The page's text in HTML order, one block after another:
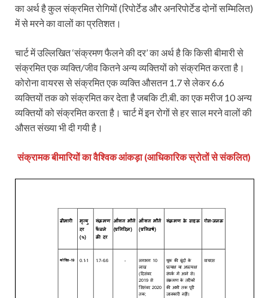
का अर्थ है कुल संक्रमित रोगियों (रिपोर्टेड और अनरिपोर्टेड दोनों सम्मिलित)
में से मरने का वालों का प्रतिशत।
चार्ट में उल्लिखित ‘संक्रमण फैलने की दर’ का अर्थ है कि किसी बीमारी से
संक्रमित एक व्यक्ति/जीव कितने अन्य व्यक्तियों को संक्रमित करता है।
कोरोना वायरस से संक्रमित एक व्यक्ति औसतन 1.7 से लेकर 6.6
व्यक्तियों तक को संक्रमित कर देता है जबकि टी.बी. का एक मरीज 10 अन्य
व्यक्तियों को संक्रमित करता है। चार्ट में इन रोगों से हर साल मरने वालों की
औसत संख्या भी दी गयी है।
संक्रामक बीमारियों का वैश्विक आंकड़ा (आधिकारिक स्रोतों से संकलित)